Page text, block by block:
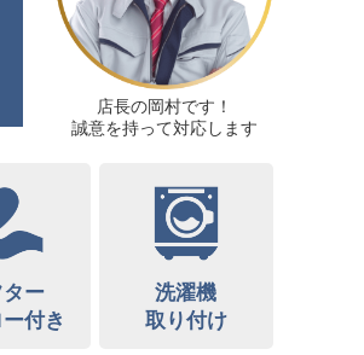
店長の岡村です！
誠意を持って対応します
ー
付き
洗濯機
取り付け